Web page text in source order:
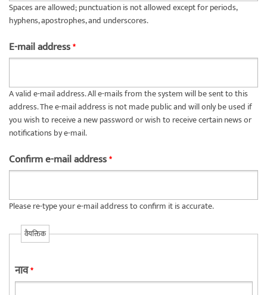
Spaces are allowed; punctuation is not allowed except for periods,
hyphens, apostrophes, and underscores.
E-mail address*
A valid e-mail address. All e-mails from the system will be sent to this
address. The e-mail address is not made public and will only be used if
you wish to receive a new password or wish to receive certain news or
notifications by e-mail.
Confirm e-mail address*
Please re-type your e-mail address to confirm it is accurate.
वैयक्तिक
नाव*